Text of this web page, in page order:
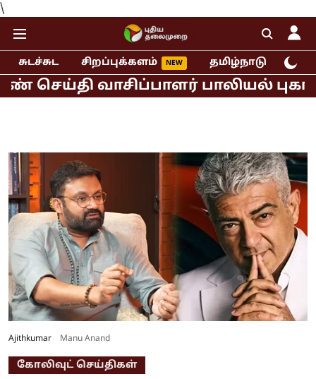
\
சுடச்சுட சிறப்புக்களம் தமிழ்நாடு
வாசிப்பாளர் பாலியல் புகார்!
Ajithkumar Manu Anand
கோலிவுட் செய்திகள்